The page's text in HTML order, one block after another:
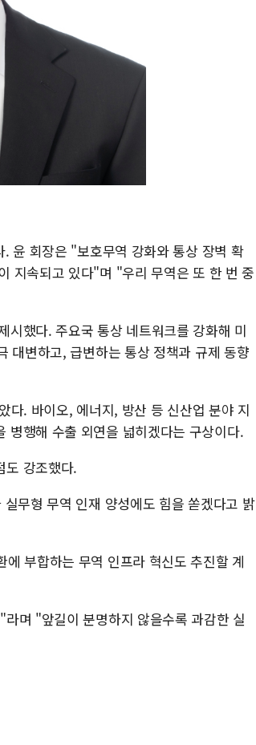
윤 회장은 "보호무역 강화와 통상 장벽 확
지속되고 있다"며 "우리 무역은 또 한 번 중
시했다. 주요국 통상 네트워크를 강화해 미
대변하고, 급변하는 통상 정책과 규제 동향
다. 바이오, 에너지, 방산 등 신산업 분야 지
병행해 수출 외연을 넓히겠다는 구상이다.
도 강조했다.
무형 무역 인재 양성에도 힘을 쏟겠다고 밝
부합하는 무역 인프라 혁신도 추진할 계
며 "앞길이 분명하지 않을수록 과감한 실